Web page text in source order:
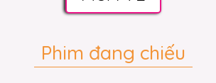
Phim đang chiếu